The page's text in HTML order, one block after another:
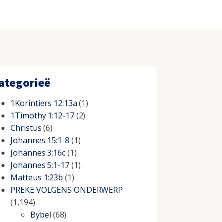
1Korintiers 12:13a(1)
1Timothy 1:12-17(2)
Christus(6)
Johannes 15:1-8 (1)
Johannes 3:16c(1)
Johannes 5:1-17(1)
Matteus 1:23b (1)
PREKE VOLGENS ONDERWERP
(1,194)
Bybel (68)